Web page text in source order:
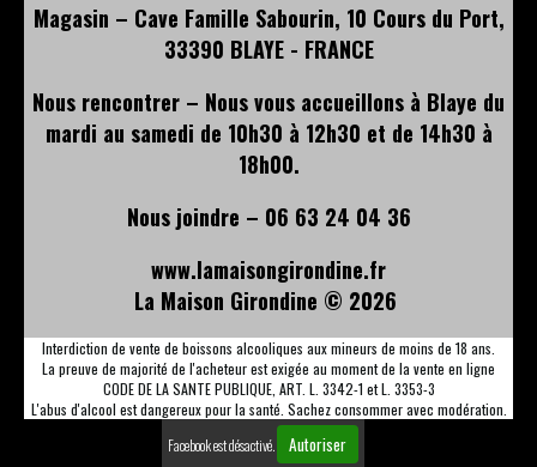
Magasin – Cave Famille Sabourin, 10 Cours du Port,
33390 BLAYE - FRANCE
Nous rencontrer – Nous vous accueillons à Blaye du
mardi au samedi de 10h30 à 12h30 et de 14h30 à
18h00.
Nous joindre – 06 63 24 04 36
www.lamaisongirondine.fr
La Maison Girondine © 2026
Interdiction de vente de boissons alcooliques aux mineurs de moins de 18 ans.
La preuve de majorité de l'acheteur est exigée au moment de la vente en ligne
CODE DE LA SANTE PUBLIQUE, ART. L. 3342-1 et L. 3353-3
L'abus d'alcool est dangereux pour la santé. Sachez consommer avec modération.
Facebook est désactivé.
Autoriser